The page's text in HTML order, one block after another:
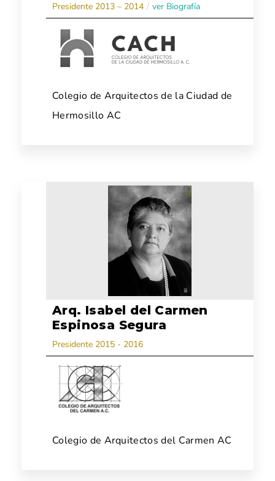
Presidente 2013 – 2014 / ver Biografía
Colegio de Arquitectos de la Ciudad de
Hermosillo AC
Arq. Isabel del Carmen
Espinosa Segura
Presidente 2015 - 2016
Colegio de Arquitectos del Carmen AC